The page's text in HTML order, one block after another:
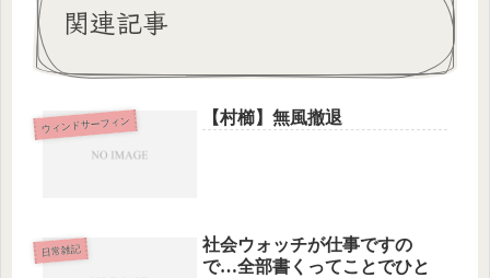
関連記事
ウィンドサーフィン 【村櫛】無風撤退
日常雑記
社会ウォッチが仕事ですの
で…全部書くってことでひと